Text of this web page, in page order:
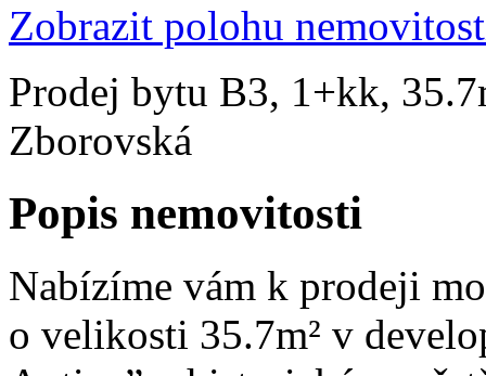
Zobrazit polohu
Prodej bytu B3, 1+kk,
Zborovská
Popis nemovitosti
Nabízíme vám k prodeji
o velikosti 35.7m² v